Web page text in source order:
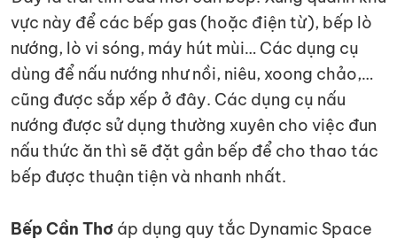
vực này để các bếp gas (hoặc điện từ), bếp lò
nướng, lò vi sóng, máy hút mùi… Các dụng cụ
dùng để nấu nướng như nồi, niêu, xoong chảo,…
cũng được sắp xếp ở đây. Các dụng cụ nấu
nướng được sử dụng thường xuyên cho việc đun
nấu thức ăn thì sẽ đặt gần bếp để cho thao tác
bếp được thuận tiện và nhanh nhất.
Bếp Cần Thơ áp dụng quy tắc Dynamic Space